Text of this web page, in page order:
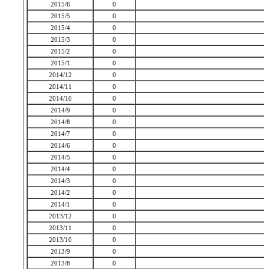
2015/6
0
2015/5
0
2015/4
0
2015/3
0
2015/2
0
2015/1
0
2014/12
0
2014/11
0
2014/10
0
2014/9
0
2014/8
0
2014/7
0
2014/6
0
2014/5
0
2014/4
0
2014/3
0
2014/2
0
2014/1
0
2013/12
0
2013/11
0
2013/10
0
2013/9
0
2013/8
0